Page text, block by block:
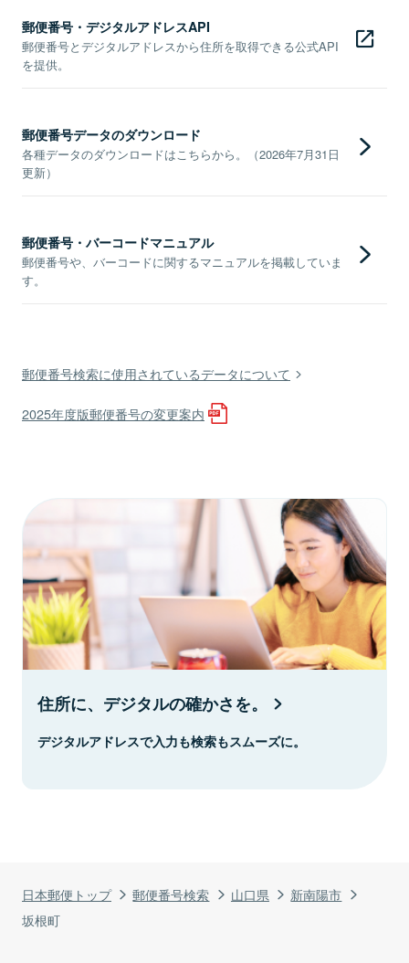
日本郵便トップ 郵便番号検索 山口県
新南陽市
坂根町
郵便番号・デジタルアドレスAPI
郵便番号とデジタルアドレスから住所を取得できる公式API
を提供。
郵便番号データのダウンロード
各種データのダウンロードはこちらから。（2026年7月31日
更新）
郵便番号・バーコードマニュアル
郵便番号や、バーコードに関するマニュアルを掲載していま
す。
郵便番号検索に使用されているデータについて
2025年度版郵便番号の変更案内
住所に、デジタルの確かさを。
デジタルアドレスで入力も検索もスムーズに。